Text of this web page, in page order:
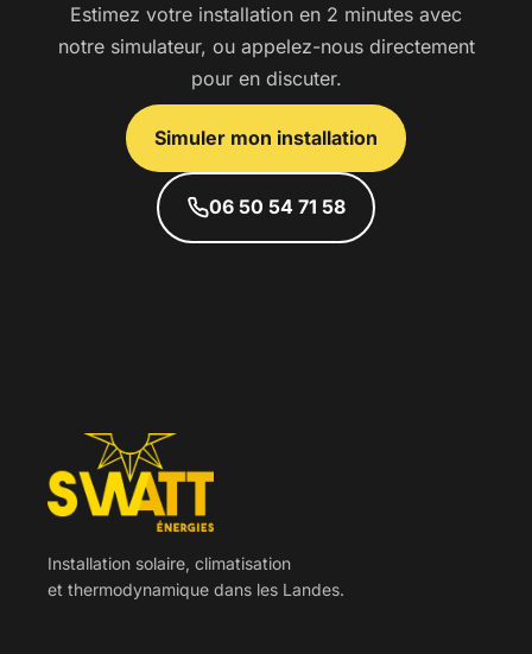
Estimez votre installation en 2 minutes avec
notre simulateur, ou appelez-nous directement
pour en discuter.
Simuler mon installation
06 50 54 71 58
Installation solaire, climatisation
et thermodynamique dans les Landes.